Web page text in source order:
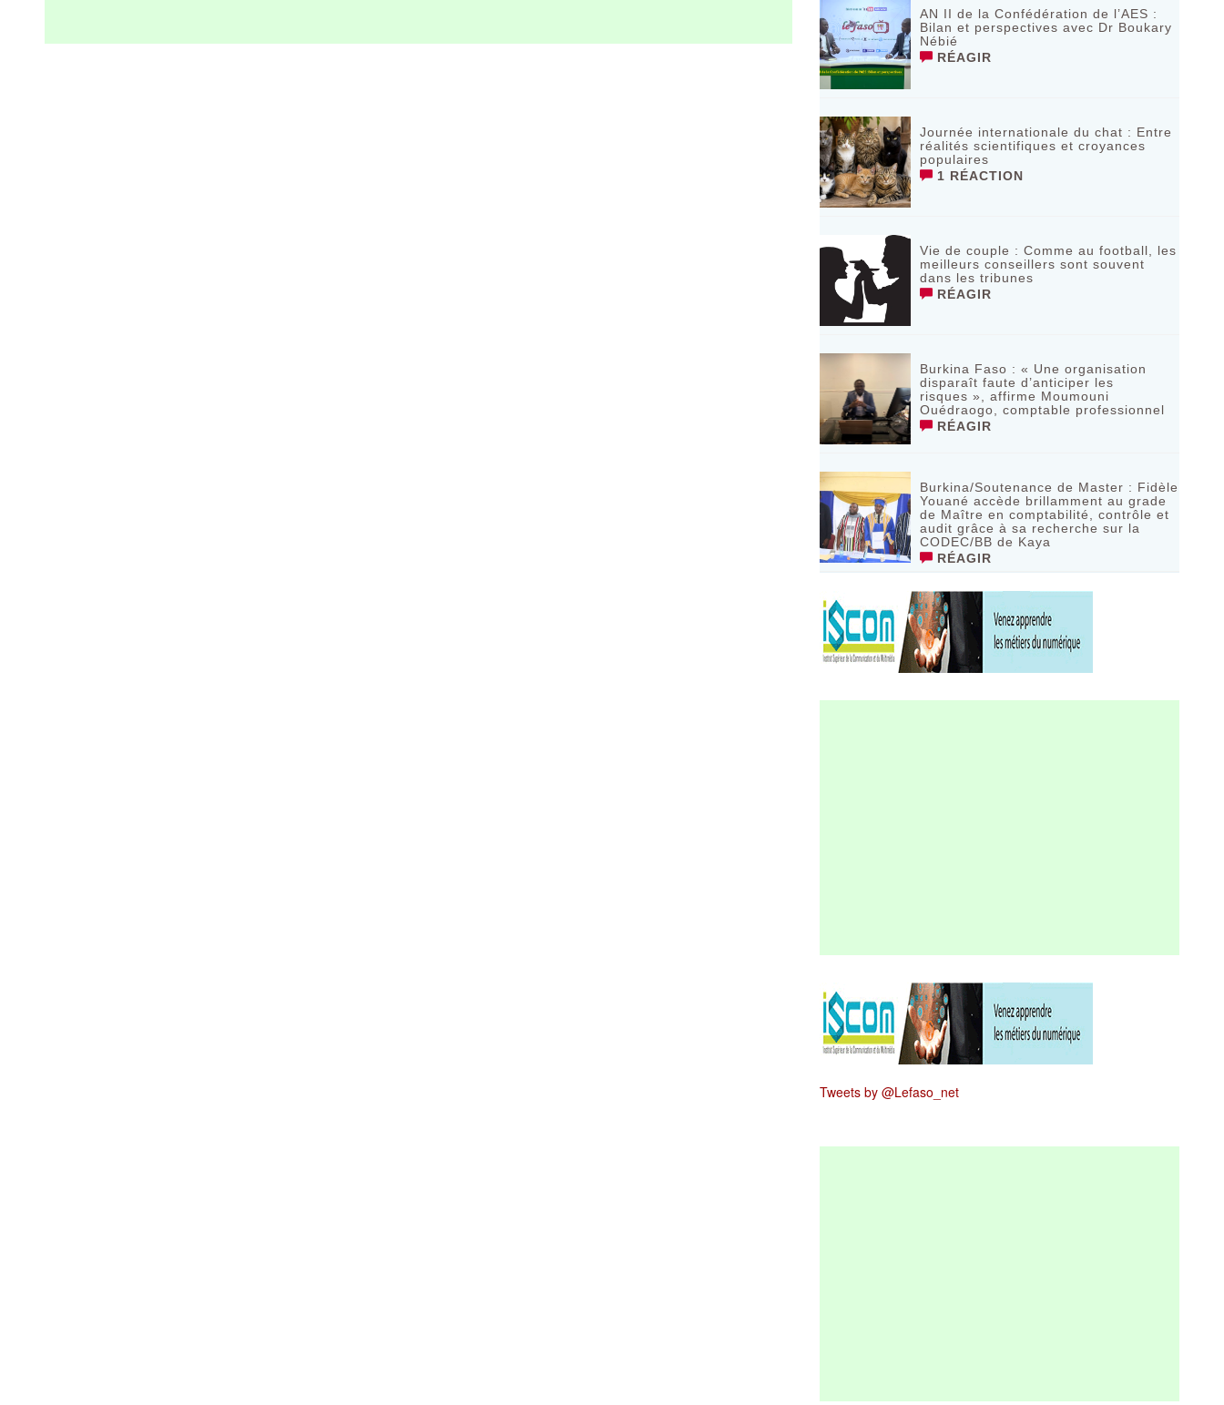
AN II de la Confédération de l’AES :
Bilan et perspectives avec Dr Boukary
Nébié
RÉAGIR
Journée internationale du chat : Entre
réalités scientifiques et croyances
populaires
1 RÉACTION
Vie de couple : Comme au football, les
meilleurs conseillers sont souvent
dans les tribunes
RÉAGIR
Burkina Faso : « Une organisation
disparaît faute d’anticiper les
risques », affirme Moumouni
Ouédraogo, comptable professionnel
RÉAGIR
Burkina/Soutenance de Master : Fidèle
Youané accède brillamment au grade
de Maître en comptabilité, contrôle et
audit grâce à sa recherche sur la
CODEC/BB de Kaya
RÉAGIR
Tweets by @Lefaso_net